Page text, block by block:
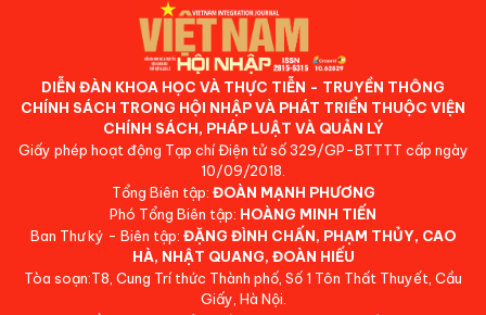
DIỄN ĐÀN KHOA HỌC VÀ THỰC TIỄN - TRUYỀN THÔNG
CHÍNH SÁCH TRONG HỘI NHẬP VÀ PHÁT TRIỂN THUỘC VIỆN
CHÍNH SÁCH, PHÁP LUẬT VÀ QUẢN LÝ
Giấy phép hoạt động Tạp chí Điện tử số 329/GP-BTTTT cấp ngày
10/09/2018.
Tổng Biên tập: ĐOÀN MẠNH PHƯƠNG
Phó Tổng Biên tập: HOÀNG MINH TIẾN
Ban Thư ký - Biên tập: ĐẶNG ĐÌNH CHẤN, PHẠM THỦY, CAO
HÀ, NHẬT QUANG, ĐOÀN HIẾU
Tòa soạn:T8, Cung Trí thức Thành phố, Số 1 Tôn Thất Thuyết, Cầu
Giấy, Hà Nội.